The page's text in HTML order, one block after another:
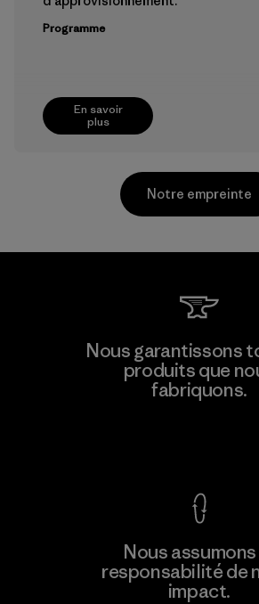
En savoir
plus
Programme
plus
Youngone Namdinh
Notre empreinte
Nous garantissons
produits que
fabriquons.
Nous
responsabilité de
impact.